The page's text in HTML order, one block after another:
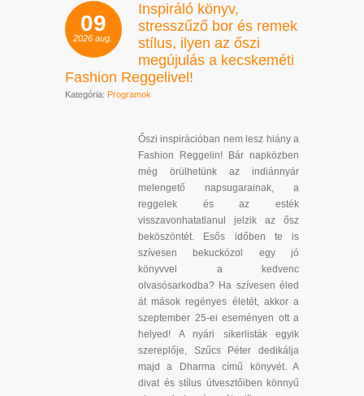
09
2026 aug.
Inspiráló könyv,
stresszűző bor és remek
stílus, ilyen az őszi
megújulás a kecskeméti
Fashion Reggelivel!
Kategória: Programok
Őszi inspirációban nem lesz hiány a
Fashion Reggelin! Bár napközben
még örülhetünk az indiánnyár
melengető napsugarainak, a
reggelek és az esték
visszavonhatatlanul jelzik az ősz
beköszöntét. Esős időben te is
szívesen bekuckózol egy jó
könyvvel a kedvenc
olvasósarkodba? Ha szívesen éled
át mások regényes életét, akkor a
szeptember 25-ei eseményen ott a
helyed! A nyári sikerlisták egyik
szereplője, Szűcs Péter dedikálja
majd a Dharma című könyvét. A
divat és stílus útvesztőiben könnyű